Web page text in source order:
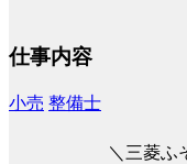
仕事内容
小売 整備士
＼三菱ふ